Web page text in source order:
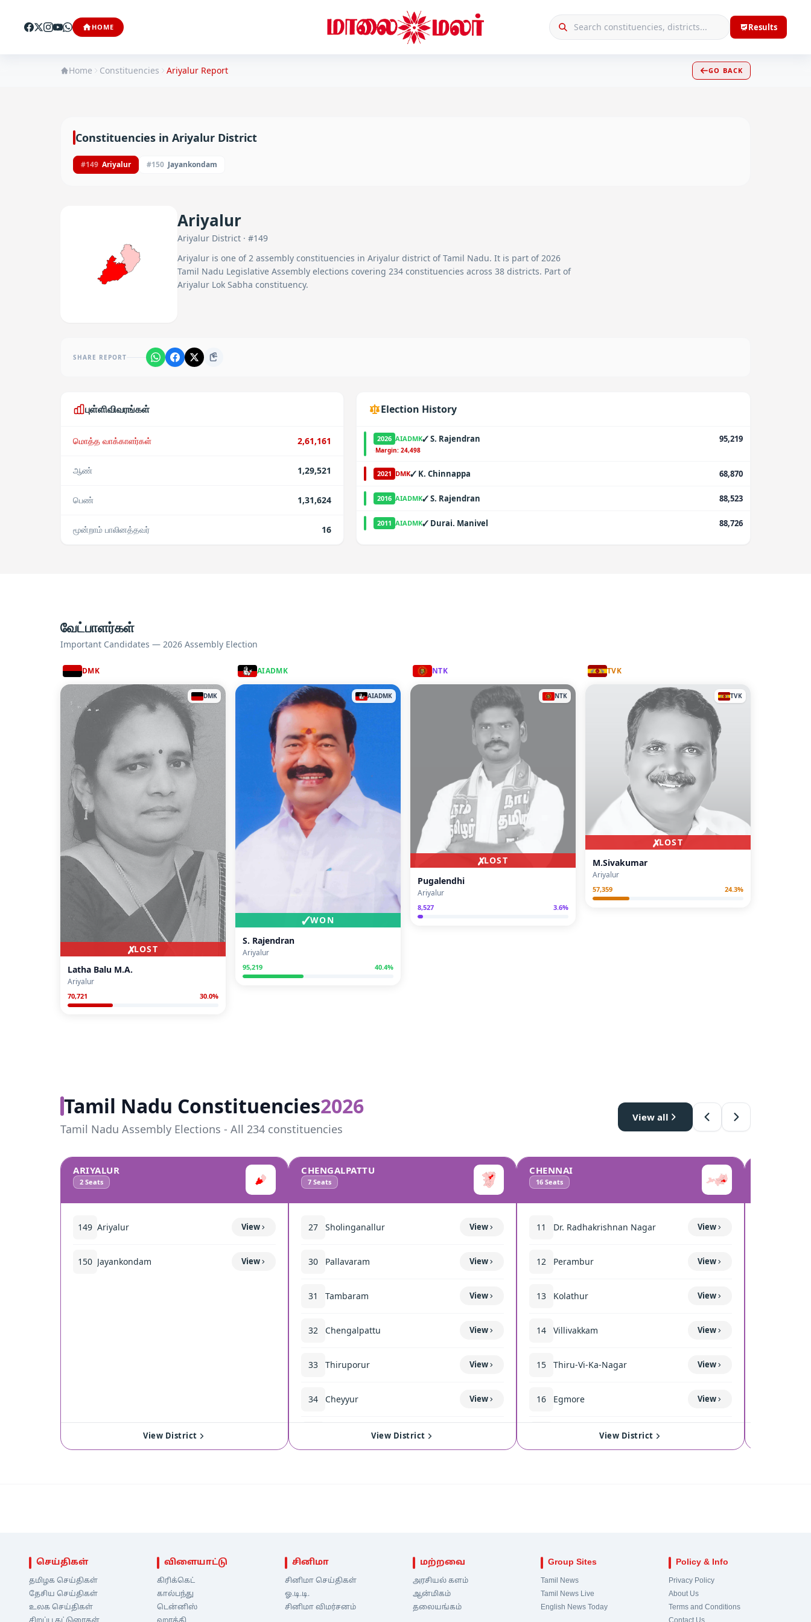
HOME Results
Home Constituencies Ariyalur Report GO BACK
Constituencies in Ariyalur District
#149 Ariyalur #150 Jayankondam
Ariyalur
Ariyalur District · #149
Ariyalur is one of2 assembly constituencies in Ariyalur district of Tamil Nadu. It is part of 2026
Tamil Nadu Legislative Assembly elections covering 234 constituencies across 38 districts. Part of
Ariyalur Lok Sabha constituency.
SHARE REPORT
புள்ளிவிவரங்கள்
மொத்த வாக்காளர்கள் 2,61,161
ஆண் 1,29,521
பெண் 1,31,624
மூன்றாம் பாலினத்தவர் 16
Election History
2026 AIADMK✓S. Rajendran 95,219
·Margin: 24,498
2021 DMK✓ K. Chinnappa 68,870
2016 AIADMK✓S. Rajendran 88,523
2011 AIADMK✓ Durai. Manivel 88,726
வேட்பாளர்கள்
Important Candidates — 2026 Assembly Election
DMK
✗LOST
DMK
Latha Balu M.A.
Ariyalur
70,721 30.0%
AIADMK
✓WON
AIADMK
S. Rajendran
Ariyalur
95,219 40.4%
NTK
✗LOST
NTK
Pugalendhi
Ariyalur
8,527 3.6%
TVK
✗LOST
TVK
M.Sivakumar
Ariyalur
57,359 24.3%
Tamil Nadu Constituencies2026
Tamil Nadu Assembly Elections - All 234 constituencies
View all
ARIYALUR
2 Seats
149 Ariyalur View
150 Jayankondam View
View District
CHENGALPATTU
7 Seats
27 Sholinganallur View
30 Pallavaram View
31 Tambaram View
32 Chengalpattu View
33 Thiruporur View
34 Cheyyur View
MadurantakamView District
CHENNAI
16 Seats
11 Dr. Radhakrishnan Nagar View
12 Perambur View
13 Kolathur View
14 Villivakkam View
15 Thiru-Vi-Ka-Nagar View
16 Egmore View
Royapuram
21
22 Virugampakkam View
View District
செய்திகள்
தமிழக செய்திகள்
தேசிய செய்திகள்
உலக செய்திகள்
விளையாட்டு
கிரிக்கெட்
கால்பந்து
டென்னிஸ்
சினிமா
சினிமா செய்திகள்
ஓ.டி.டி.
சினிமா விமர்சனம்
மற்றவை
அரசியல் களம்
ஆன்மிகம்
தலையங்கம்
Group Sites
Tamil News
Tamil News Live
English News Today
Policy & Info
Privacy Policy
About Us
Terms and Conditions